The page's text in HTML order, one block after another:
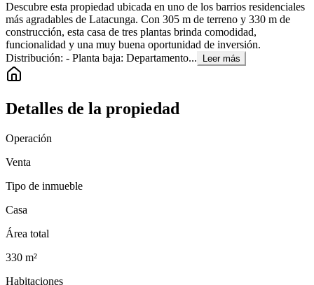
Descubre esta propiedad ubicada en uno de los barrios residenciales
más agradables de Latacunga. Con 305 m de terreno y 330 m de
construcción, esta casa de tres plantas brinda comodidad,
funcionalidad y una muy buena oportunidad de inversión.
Distribución: - Planta baja: Departamento...
Leer más
Detalles de la propiedad
Operación
Venta
Tipo de inmueble
Casa
Área total
330 m²
Habitaciones